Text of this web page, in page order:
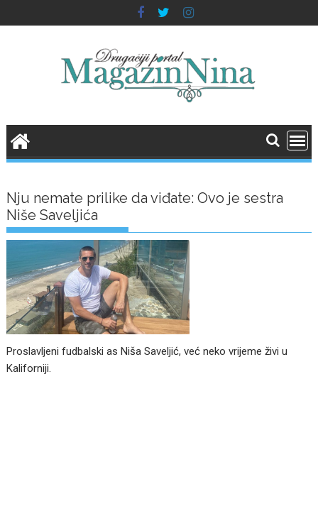
to
Nju nemate prilike da viđate: Ovo je sestra
Niše Saveljića
Proslavljeni fudbalski as Niša Saveljić, već neko vrijeme živi u
Kaliforniji.